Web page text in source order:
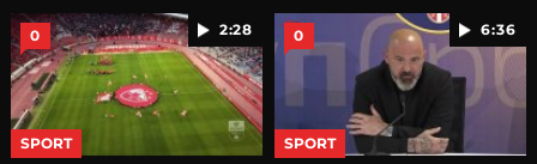
2:28
0
SPORT
6:36
0
SPORT